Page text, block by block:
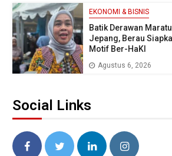
EKONOMI & BISNIS
Batik Derawan
Jepang, Berau
Motif Ber-HaKI
Agustus 6, 2026
Social Links